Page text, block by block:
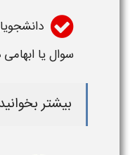
سوال یا
بیشتر